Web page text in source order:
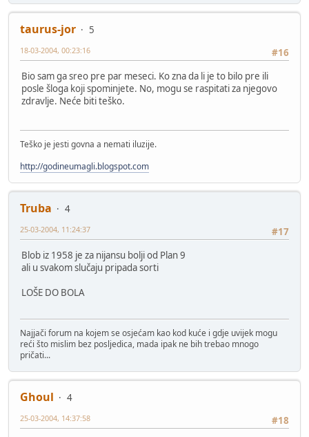
taurus-jor
5
#16
18-03-2004, 00:23:16
Bio sam ga sreo pre par meseci. Ko zna da li je to bilo pre ili
posle šloga koji spominjete. No, mogu se raspitati za njegovo
zdravlje. Neće biti teško.
Teško je jesti govna a nemati iluzije.
http://godineumagli.blogspot.com
Truba
4
#17
25-03-2004, 11:24:37
Blob iz 1958 je za nijansu bolji od Plan 9
ali u svakom slučaju pripada sorti
LOŠE DO BOLA
Najjači forum na kojem se osjećam kao kod kuće i gdje uvijek mogu
reći što mislim bez posljedica, mada ipak ne bih trebao mnogo
pričati...
Ghoul
4
#18
25-03-2004, 14:37:58